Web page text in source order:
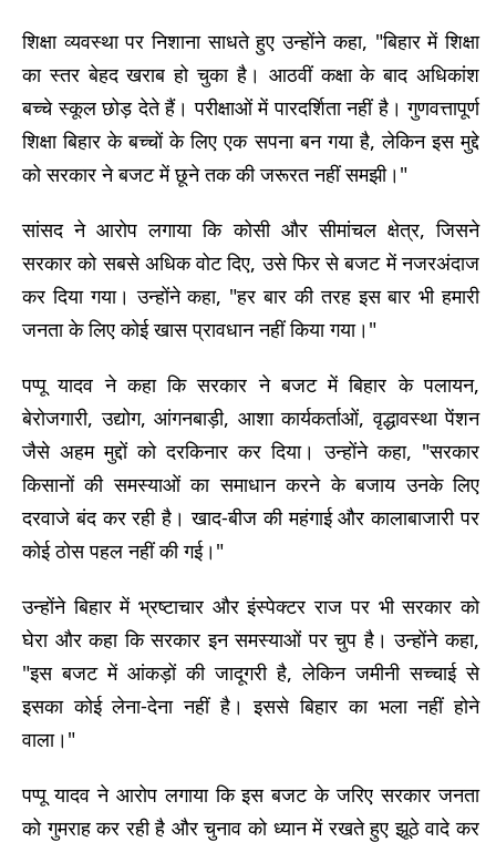
शिक्षा व्यवस्था पर निशाना साधते हुए उन्होंने कहा, "बिहार में शिक्षा
का स्तर बेहद खराब हो चुका है। आठवीं कक्षा के बाद अधिकांश
बच्चे स्कूल छोड़ देते हैं। परीक्षाओं में पारदर्शिता नहीं है। गुणवत्तापूर्ण
शिक्षा बिहार के बच्चों के लिए एक सपना बन गया है, लेकिन इस मुद्दे
को सरकार ने बजट में छूने तक की जरूरत नहीं समझी।"
सांसद ने आरोप लगाया कि कोसी और सीमांचल क्षेत्र, जिसने
सरकार को सबसे अधिक वोट दिए, उसे फिर से बजट में नजरअंदाज
कर दिया गया। उन्होंने कहा, "हर बार की तरह इस बार भी हमारी
जनता के लिए कोई खास प्रावधान नहीं किया गया।"
पप्पू यादव ने कहा कि सरकार ने बजट में बिहार के पलायन,
बेरोजगारी, उद्योग, आंगनबाड़ी, आशा कार्यकर्ताओं, वृद्धावस्था पेंशन
जैसे अहम मुद्दों को दरकिनार कर दिया। उन्होंने कहा, "सरकार
किसानों की समस्याओं का समाधान करने के बजाय उनके लिए
दरवाजे बंद कर रही है। खाद-बीज की महंगाई और कालाबाजारी पर
कोई ठोस पहल नहीं की गई।"
उन्होंने बिहार में भ्रष्टाचार और इंस्पेक्टर राज पर भी सरकार को
घेरा और कहा कि सरकार इन समस्याओं पर चुप है। उन्होंने कहा,
"इस बजट में आंकड़ों की जादूगरी है, लेकिन जमीनी सच्चाई से
इसका कोई लेना-देना नहीं है। इससे बिहार का भला नहीं होने
वाला।"
पप्पू यादव ने आरोप लगाया कि इस बजट के जरिए सरकार जनता
को गुमराह कर रही है और चुनाव को ध्यान में रखते हुए झूठे वादे कर